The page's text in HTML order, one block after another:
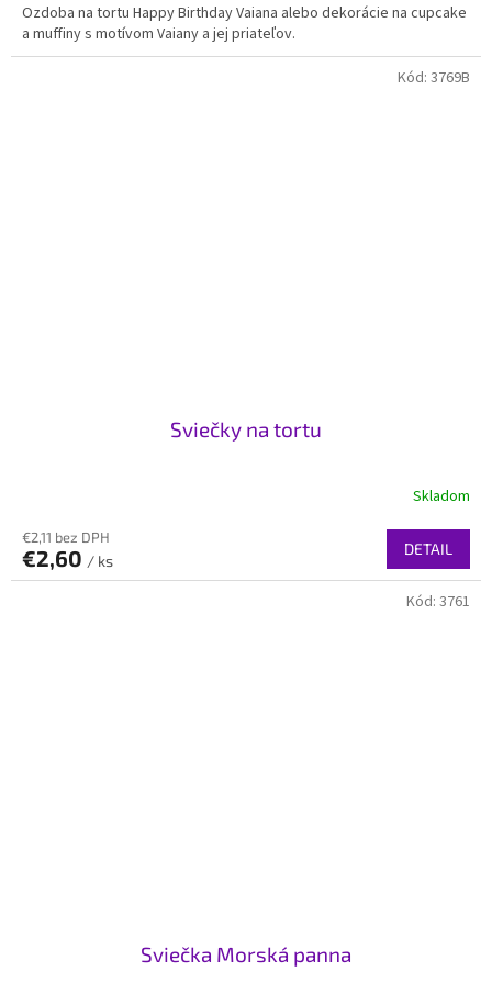
Ozdoba na tortu Happy Birthday Vaiana alebo dekorácie na cupcake
a muffiny s motívom Vaiany a jej priateľov.
Sviečky na tortu
Skladom
€2,11 bez DPH
€2,60 / ks
DETAIL
Kód: 3769B
Sviečka Morská panna
Kód: 3761